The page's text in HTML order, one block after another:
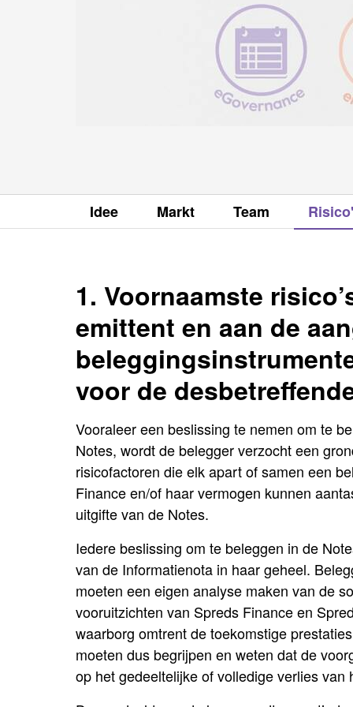
Idee Markt Team
1. Voornaamste
emittent en aan de
voor de
Vooraleer een beslissing te nemen om te
Notes, wordt de belegger verzocht een
risicofactoren die elk apart of samen een
Finance en/of haar vermogen kunnen
uitgifte van de Notes.
Iedere beslissing om te beleggen in de
van de Informatienota in haar geheel.
moeten een eigen analyse maken van de
vooruitzichten van Spreds Finance en
waarborg omtrent de toekomstige
moeten dus begrijpen en weten dat de
op het gedeeltelijke of volledige verlies van